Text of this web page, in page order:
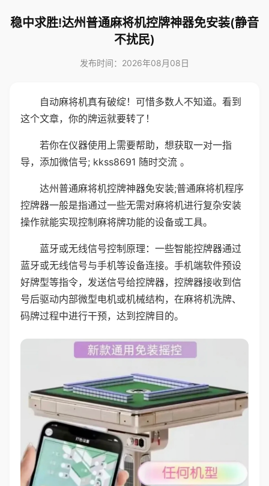
稳中求胜!达州普通麻将机控牌神器免安装(静音
不扰民)
发布时间：2026年08月08日
自动麻将机真有破绽！可惜多数人不知道。看到
这个文章，你的牌运就要转了！
若你在仪器使用上需要帮助，想获取一对一指
导，添加微信号; kkss8691 随时交流 。
达州普通麻将机控牌神器免安装;普通麻将机程序
控牌器一般是指通过一些无需对麻将机进行复杂安装
操作就能实现控制麻将牌功能的设备或工具。
蓝牙或无线信号控制原理：一些智能控牌器通过
蓝牙或无线信号与手机等设备连接。手机端软件预设
好牌型等指令，发送信号给控牌器，控牌器接收到信
号后驱动内部微型电机或机械结构，在麻将机洗牌、
码牌过程中进行干预，达到控牌目的。